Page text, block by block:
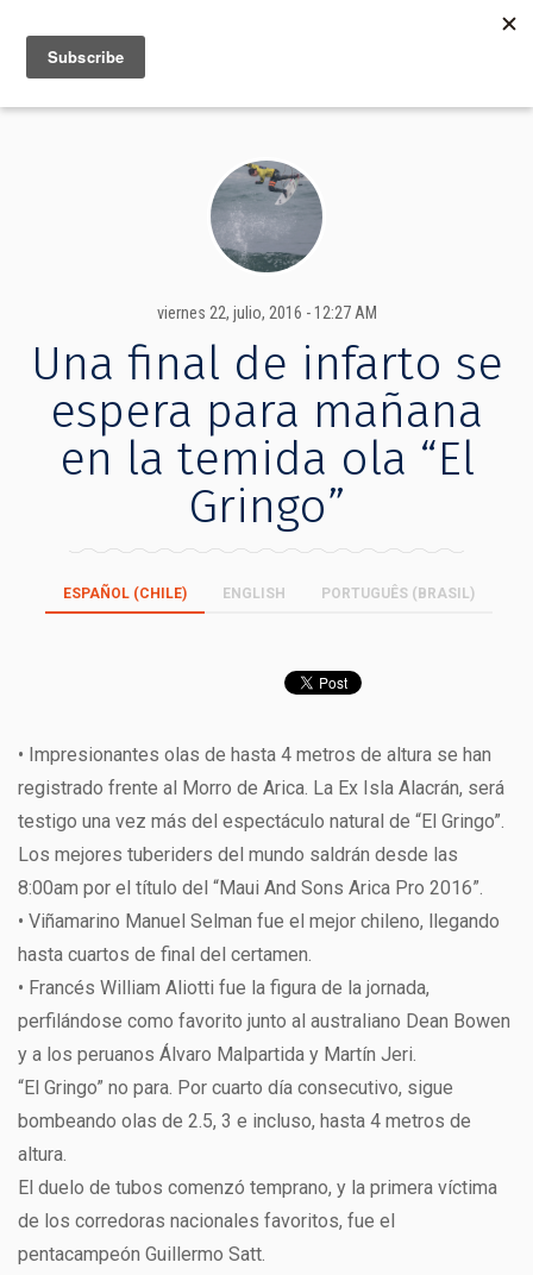
MENU
viernes 22, julio, 2016 - 12:27 AM
Una final de infarto se
espera para mañana
en la temida ola “El
Gringo”
ESPAÑOL (CHILE) ENGLISH PORTUGUÊS (BRASIL)
• Impresionantes olas de hasta 4 metros de altura se han
registrado frente al Morro de Arica. La Ex Isla Alacrán, será
testigo una vez más del espectáculo natural de “El Gringo”.
Los mejores tuberiders del mundo saldrán desde las
8:00am por el título del “Maui And Sons Arica Pro 2016”.
• Viñamarino Manuel Selman fue el mejor chileno, llegando
hasta cuartos de final del certamen.
• Francés William Aliotti fue la figura de la jornada,
perfilándose como favorito junto al australiano Dean Bowen
y a los peruanos Álvaro Malpartida y Martín Jeri.
“El Gringo” no para. Por cuarto día consecutivo, sigue
bombeando olas de 2.5, 3 e incluso, hasta 4 metros de
altura.
El duelo de tubos comenzó temprano, y la primera víctima
de los corredoras nacionales favoritos, fue el
pentacampeón Guillermo Satt.